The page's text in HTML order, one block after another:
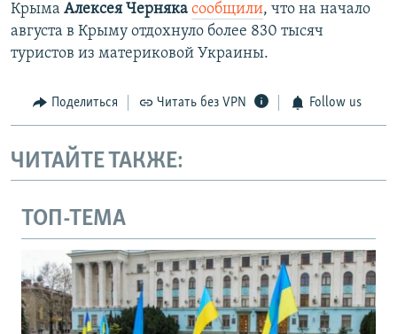
Крыма Алексея Черняка сообщили, что на начало
августа в Крыму отдохнуло более 830 тысяч
туристов из материковой Украины.
Поделиться Читать без VPN Follow us
ЧИТАЙТЕ ТАКЖЕ:
ТОП-ТЕМА